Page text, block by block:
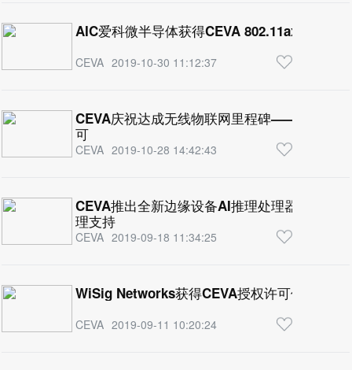
AIC爱科微半导体获得CEVA 802.11ax Wi-Fi
CEVA 2019-10-30 11:12:37
CEVA庆祝达成无线物联网里程碑——超过100
可
CEVA 2019-10-28 14:42:43
CEVA推出全新边缘设备AI推理处理器架构为
理支持
CEVA 2019-09-18 11:34:25
WiSig Networks获得CEVA授权许可使用蜂窝
CEVA 2019-09-11 10:20:24